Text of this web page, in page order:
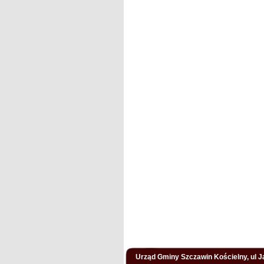
Urząd Gminy Szczawin Kościelny, ul